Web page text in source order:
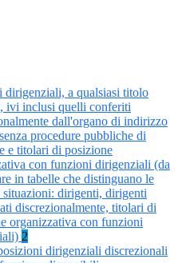
dirigenziali, a qualsiasi titolo
ivi inclusi quelli conferiti
dall'organo di indirizzo
procedure pubbliche di
e titolari di posizione
con funzioni dirigenziali (da
in tabelle che distinguano le
situazioni: dirigenti, dirigenti
discrezionalmente, titolari di
organizzativa con funzioni
2
dirigenziali discrezionali